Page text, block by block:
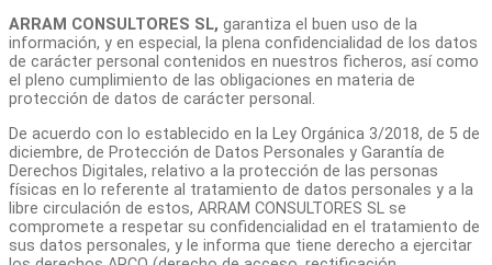
ARRAM CONSULTORES SL, garantiza el buen uso de la
información, y en especial, la plena confidencialidad de los datos
de carácter personal contenidos en nuestros ficheros, así como
el pleno cumplimiento de las obligaciones en materia de
protección de datos de carácter personal.
De acuerdo con lo establecido en la Ley Orgánica 3/2018, de 5 de
diciembre, de Protección de Datos Personales y Garantía de
Derechos Digitales, relativo a la protección de las personas
físicas en lo referente al tratamiento de datos personales y a la
libre circulación de estos, ARRAM CONSULTORES SL se
compromete a respetar su confidencialidad en el tratamiento de
sus datos personales, y le informa que tiene derecho a ejercitar